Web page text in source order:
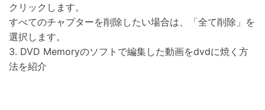
クリックします。
すべてのチャプターを削除したい場合は、「全て削除」を
選択します。
3. DVD Memoryのソフトで編集した動画をdvdに焼く方
法を紹介